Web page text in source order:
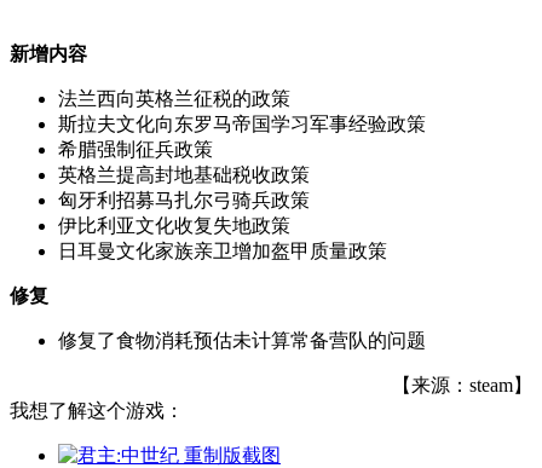
新增内容
法兰西向英格兰征税的政策
斯拉夫文化向东罗马帝国学习军事经验政策
希腊强制征兵政策
英格兰提高封地基础税收政策
匈牙利招募马扎尔弓骑兵政策
伊比利亚文化收复失地政策
日耳曼文化家族亲卫增加盔甲质量政策
修复
修复了食物消耗预估未计算常备营队的问题
【来源：steam】
我想了解这个游戏：